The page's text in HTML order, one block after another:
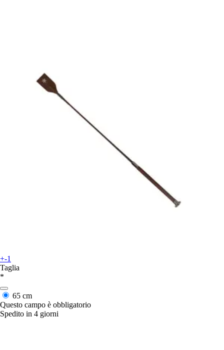
+-1
Taglia
*
65 cm
Questo campo è obbligatorio
Spedito in 4 giorni